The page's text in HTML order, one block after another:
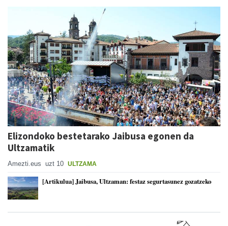
Elizondoko bestetarako Jaibusa egonen da
Ultzamatik
Amezti.eus uzt 10 ULTZAMA
[Artikulua] Jaibusa, Ultzaman: festaz segurtasunez gozatzeko